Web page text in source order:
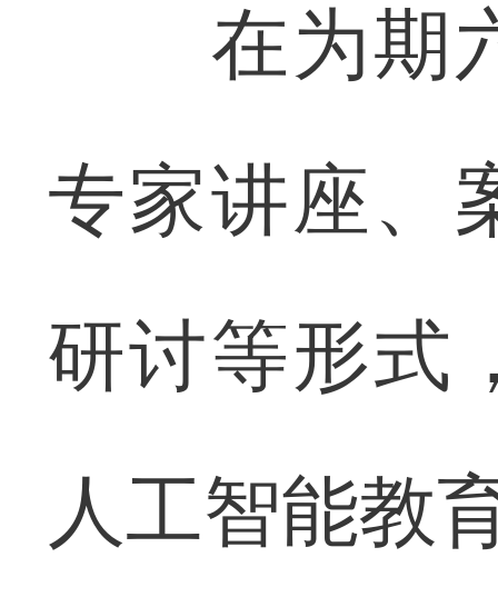
在为期六
专家讲座、
研讨等形式
人工智能教